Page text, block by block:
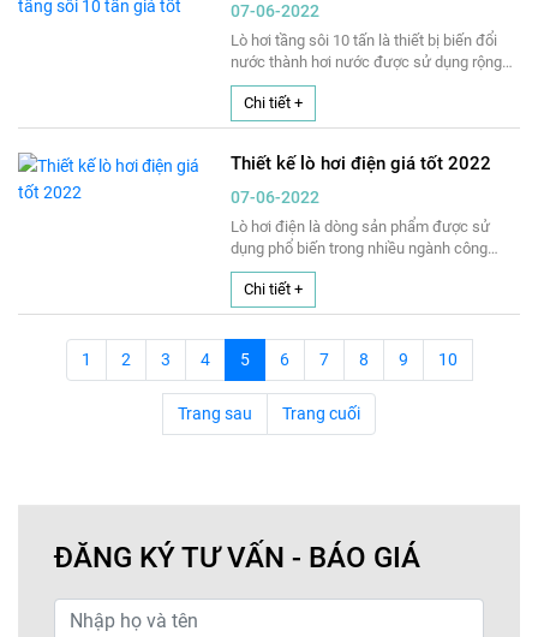
07-06-2022
Lò hơi tầng sôi 10 tấn là thiết bị biến đổi
nước thành hơi nước được sử dụng rộng
rãi trong các nhà máy sản xuất có quy mô.
Trong bài viết dưới đây hãy cùng chúng tôi
tìm hiểu ưu điểm của loại lò hơi này nhé!
Chi tiết +
Thiết kế lò hơi điện giá tốt 2022
07-06-2022
Lò hơi điện là dòng sản phẩm được sử
dụng phổ biến trong nhiều ngành công
nghiệp như dệt may, nhuộm,…Vậy đâu là
địa chỉ cung cấp lò hơi điện chất lượng?
Hãy cùng tham khảo bài viết được chia sẻ
dưới đây để có thêm thông tin về thiết bị
này nhé!
Chi tiết +
1 2 3 4 5 6 7 8 9 10
Trang sau Trang cuối
ĐĂNG KÝ TƯ VẤN - BÁO GIÁ